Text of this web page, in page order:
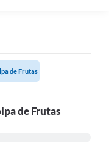
de Frutas
de Frutas